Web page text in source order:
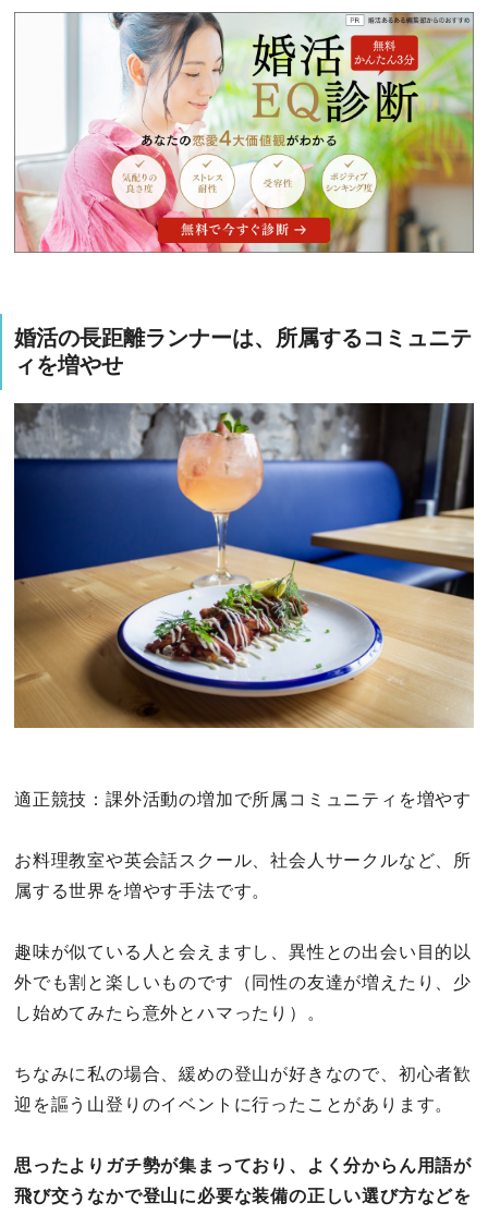
婚活の長距離ランナーは、所属するコミュニテ
ィを増やせ
適正競技：課外活動の増加で所属コミュニティを増やす
お料理教室や英会話スクール、社会人サークルなど、所
属する世界を増やす手法です。
趣味が似ている人と会えますし、異性との出会い目的以
外でも割と楽しいものです（同性の友達が増えたり、少
し始めてみたら意外とハマったり）。
ちなみに私の場合、緩めの登山が好きなので、初心者歓
迎を謳う山登りのイベントに行ったことがあります。
思ったよりガチ勢が集まっており、よく分からん用語が
飛び交うなかで登山に必要な装備の正しい選び方などを